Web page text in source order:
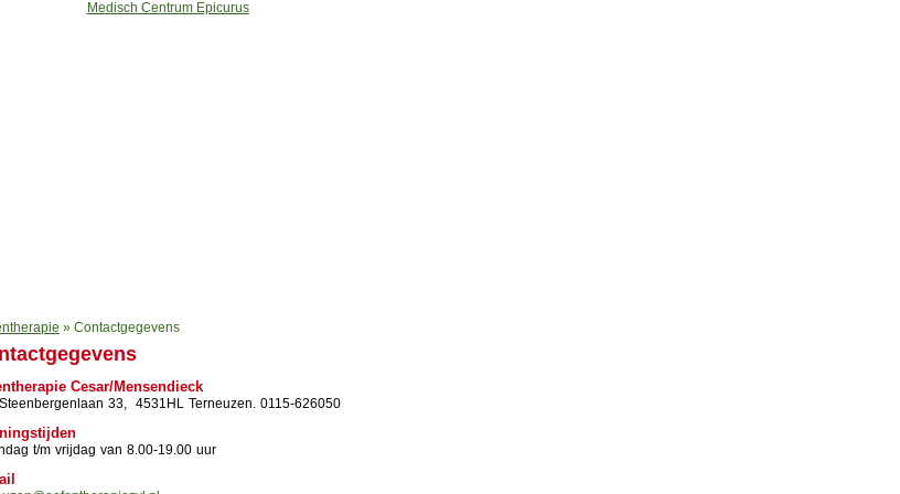
» Contactgegevens
Cesar/Mensendieck
33, 4531HL Terneuzen. 0115-626050
t/m vrijdag van 8.00-19.00 uur